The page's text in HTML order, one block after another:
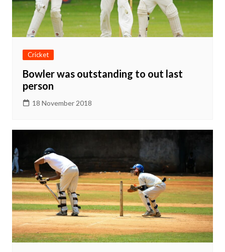
Cricket
Bowler was outstanding to out last
person
18 November 2018